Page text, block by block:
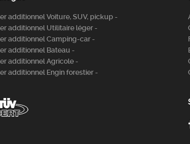
additionnel Voiture, SUV, pickup -
additionnel Utilitaire léger -
additionnel Camping-car -
additionnel Bateau -
additionnel Agricole -
additionnel Engin forestier -